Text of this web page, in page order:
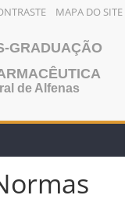
MAPA DO SITE
GRADUAÇÃO
de Alfenas